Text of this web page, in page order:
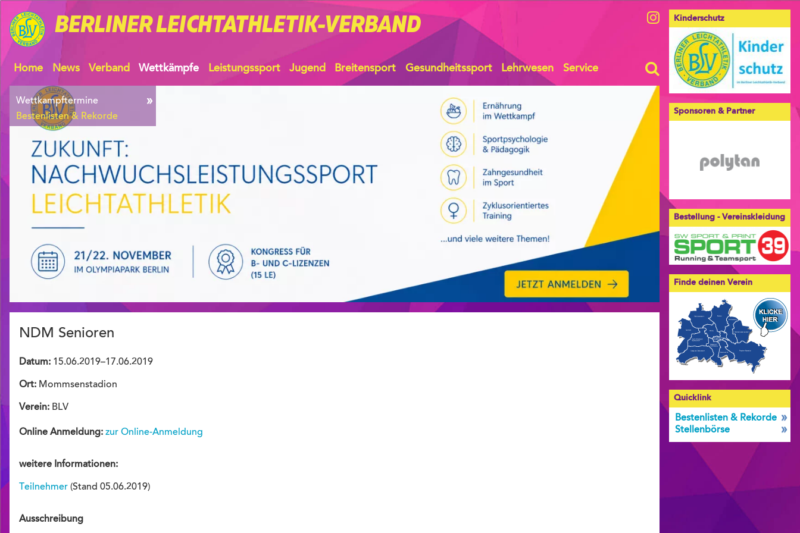
BERLINERLEICHTATHLETIK-VERBAND
Home News Verband Wettkämpfe Leistungssport Jugend Breitensport Gesundheitssport Lehrwesen Service
Wettkampftermine
Bestenlisten & Rekorde
NDM Senioren
Datum: 15.06.2019–17.06.2019
Ort: Mommsenstadion
Verein: BLV
Online Anmeldung: zur Online-Anmeldung
weitere Informationen:
Teilnehmer (Stand 05.06.2019)
Ausschreibung
Kinderschutz
Sponsoren & Partner
Bestellung - Vereinskleidung
Finde deinen Verein
Quicklink
Bestenlisten & Rekorde
Stellenbörse